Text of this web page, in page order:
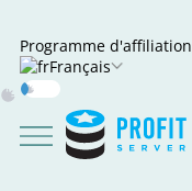
Programme d'affiliation
Français
Mode